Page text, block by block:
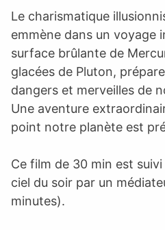
Le charismatique
emmène dans un voyage
surface brûlante de
glacées de Pluton,
dangers et merveilles de
Une aventure
point notre planète est
Ce film de 30 min est
ciel du soir par un
minutes).